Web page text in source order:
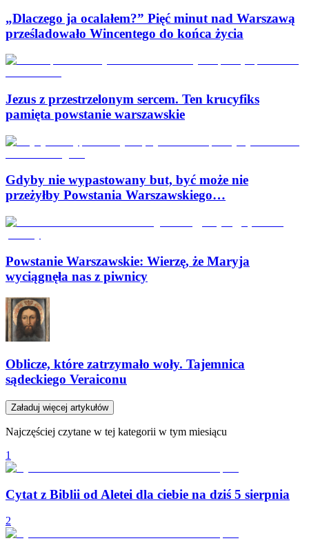
„Dlaczego ja ocalałem?” Pięć minut nad Warszawą
prześladowało Wincentego do końca życia
Jezus z przestrzelonym sercem. Ten krucyfiks
pamięta powstanie warszawskie
Gdyby nie wypastowany but, być może nie
przeżyłby Powstania Warszawskiego…
Powstanie Warszawskie: Wierzę, że Maryja
wyciągnęła nas z piwnicy
Oblicze, które zatrzymało woły. Tajemnica
sądeckiego Veraiconu
Załaduj więcej artykułów
Najczęściej czytane w tej kategorii w tym miesiącu
1
Cytat z Biblii od Aletei dla ciebie na dziś 5 sierpnia
2